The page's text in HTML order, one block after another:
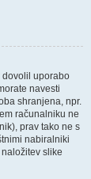
dovolil uporabo
navesti
shranjena, npr.
računalniku ne
prav tako ne s
nabiralniki
slike